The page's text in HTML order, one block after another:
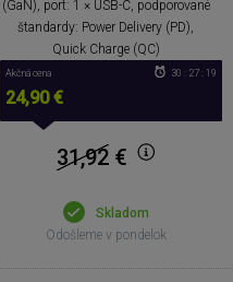
(GaN), port: 1 × USB-C, podporované
štandardy: Power Delivery (PD),
Quick Charge (QC)
Akčná cena
24,90 €
30 : 27 : 18
31,92€
Skladom
Odošleme v pondelok